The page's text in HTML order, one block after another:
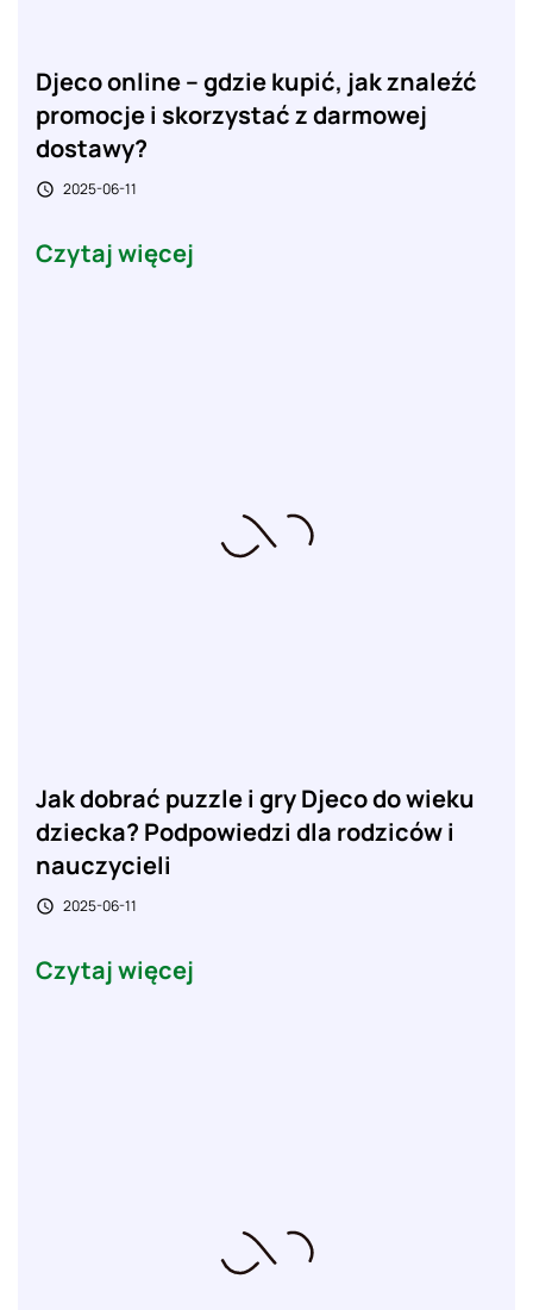
Djeco online – gdzie kupić, jak znaleźć
promocje i skorzystać z darmowej
dostawy?
 2025-06-11
Czytaj więcej
Jak dobrać puzzle i gry Djeco do wieku
dziecka? Podpowiedzi dla rodziców i
nauczycieli
 2025-06-11
Czytaj więcej